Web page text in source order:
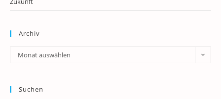
Archiv
Archiv
Monat auswählen
Suchen